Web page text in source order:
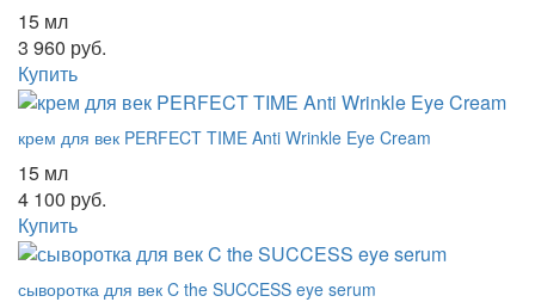
15 мл
3 960 руб.
Купить
крем для век PERFECT TIME Anti Wrinkle Eye Cream
15 мл
4 100 руб.
Купить
сыворотка для век C the SUCCESS eye serum